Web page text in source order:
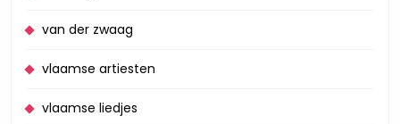
van der zwaag
vlaamse artiesten
vlaamse liedjes